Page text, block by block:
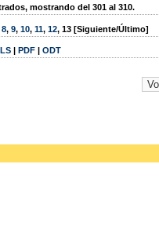
mostrando del 301 al 310.
8, 9, 10, 11, 12, 13 [Siguiente/Último]
| PDF | ODT